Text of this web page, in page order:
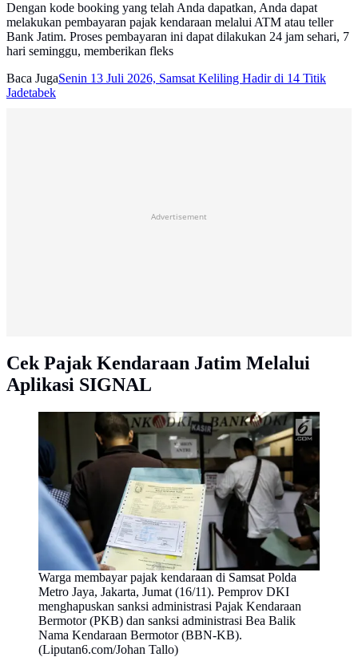
Dengan kode booking yang telah Anda dapatkan, Anda dapat
melakukan pembayaran pajak kendaraan melalui ATM atau teller
Bank Jatim. Proses pembayaran ini dapat dilakukan 24 jam sehari, 7
hari seminggu, memberikan fleks
Baca JugaSenin 13 Juli 2026, Samsat Keliling Hadir di 14 Titik
Jadetabek
Advertisement
Cek Pajak Kendaraan Jatim Melalui
Aplikasi SIGNAL
Warga membayar pajak kendaraan di Samsat Polda
Metro Jaya, Jakarta, Jumat (16/11). Pemprov DKI
menghapuskan sanksi administrasi Pajak Kendaraan
Bermotor (PKB) dan sanksi administrasi Bea Balik
Nama Kendaraan Bermotor (BBN-KB).
(Liputan6.com/Johan Tallo)